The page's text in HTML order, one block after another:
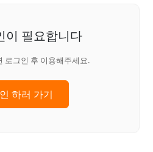
이 필요합니다
로그인 후 이용해주세요.
하러 가기